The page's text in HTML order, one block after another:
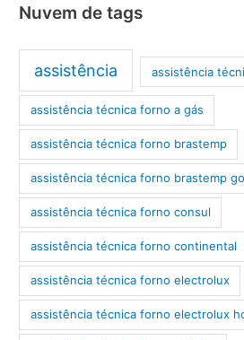
Nuvem de tags
assistência assistência
assistência técnica forno a gás
assistência técnica forno brastemp
assistência técnica forno brastemp
assistência técnica forno consul
assistência técnica forno continental
assistência técnica forno electrolux
assistência técnica forno electrolux